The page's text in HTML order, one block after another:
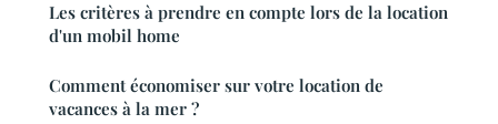
Les critères à prendre en compte lors de la location
d'un mobil home
Comment économiser sur votre location de
vacances à la mer ?